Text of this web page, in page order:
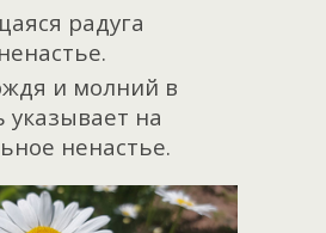
радуга
и молний в
на
ненастье.